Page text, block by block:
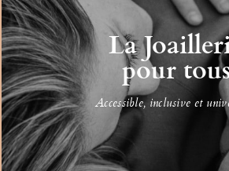
La
pour
Accessible, inclusive et